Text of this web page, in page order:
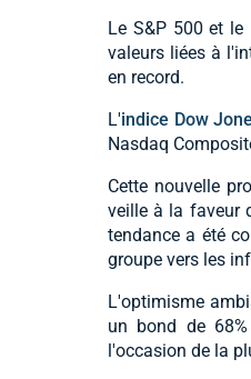
Le S&P 500 et
valeurs liées à
en record.
L'indice Dow
Nasdaq
Cette nouvelle
veille à la faveur
tendance a été
groupe vers les
L'optimisme
un bond de
l'occasion de la